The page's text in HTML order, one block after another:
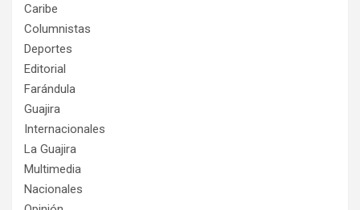
Caribe
Columnistas
Deportes
Editorial
Farándula
Guajira
Internacionales
La Guajira
Multimedia
Nacionales